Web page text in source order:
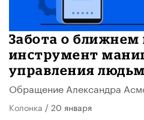
Забота о ближнем
инструмент
управления
Обращение Александра
Колонка / 20 января